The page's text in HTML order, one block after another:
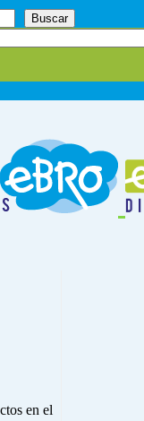
Buscar
en el